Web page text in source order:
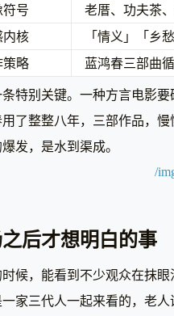
号
老厝、功夫茶
核
「情义」「乡
略
蓝鸿春三部曲
特别关键。一种方言电影要
了整整八年，三部作品，
发，是水到渠成。
后才想明白的事
候，能看到不少观众在抹眼
家三代人一起来看的，老